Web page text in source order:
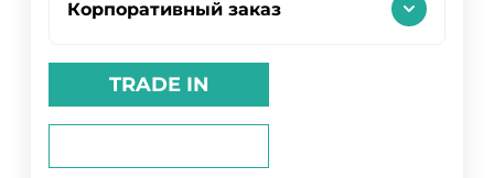
Корпоративный заказ
TRADE IN